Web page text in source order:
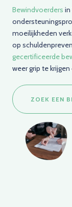
Bewindvoerders in
moeilijkheden
op
gecertificeerde
weer grip te
ZOEK EEN